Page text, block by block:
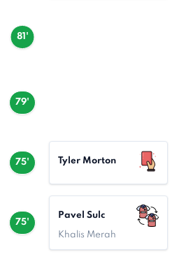
81'
79'
75' Tyler Morton
75'
Pavel Sulc
Khalis Merah